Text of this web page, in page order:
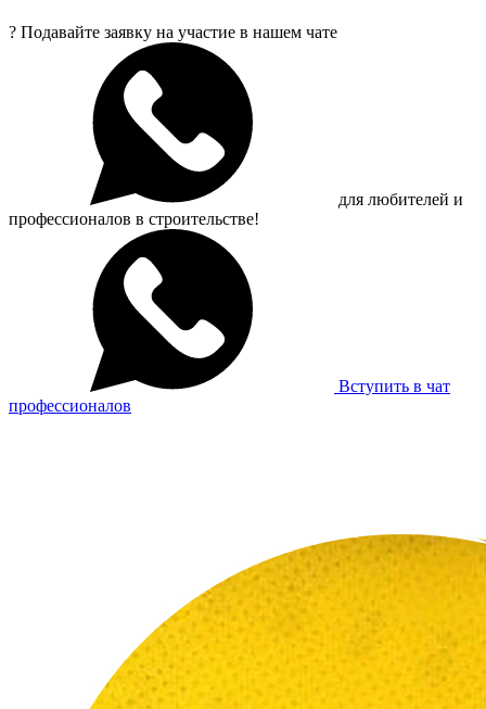
? Подавайте заявку на участие в нашем чате
для любителей и
профессионалов в строительстве!
Вступить в чат
профессионалов